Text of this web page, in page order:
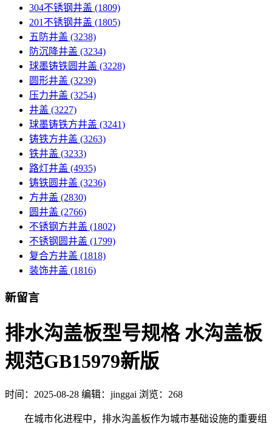
304不锈钢井盖 (1809)
201不锈钢井盖 (1805)
五防井盖 (3238)
防沉降井盖 (3234)
球墨铸铁圆井盖 (3228)
圆形井盖 (3239)
压力井盖 (3254)
井盖 (3227)
球墨铸铁方井盖 (3241)
铸铁方井盖 (3263)
铁井盖 (3233)
路灯井盖 (4935)
铸铁圆井盖 (3236)
方井盖 (2830)
圆井盖 (2766)
不锈钢方井盖 (1802)
不锈钢圆井盖 (1799)
复合方井盖 (1818)
装饰井盖 (1816)
新留言
排水沟盖板型号规格 水沟盖板
规范GB15979新版
时间： 2025-08-28 编辑：jinggai 浏览：268
在城市化进程中，排水沟盖板作为城市基础设施的重要组